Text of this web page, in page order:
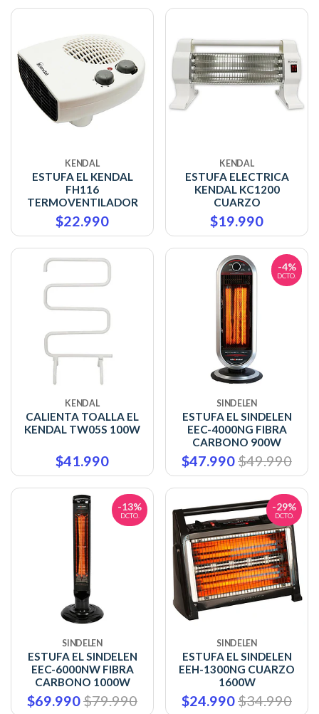
KENDAL
ESTUFA EL KENDAL
FH116
TERMOVENTILADOR
$22.990
KENDAL
ESTUFA ELECTRICA
KENDAL KC1200
CUARZO
$19.990
KENDAL
CALIENTA TOALLA EL
KENDAL TW05S 100W
$41.990
-4%
DCTO.
SINDELEN
ESTUFA EL SINDELEN
EEC-4000NG FIBRA
CARBONO 900W
$47.990$49.990
-13%
DCTO.
SINDELEN
ESTUFA EL SINDELEN
EEC-6000NW FIBRA
CARBONO 1000W
$69.990$79.990
-29%
DCTO.
SINDELEN
ESTUFA EL SINDELEN
EEH-1300NG CUARZO
1600W
$24.990$34.990